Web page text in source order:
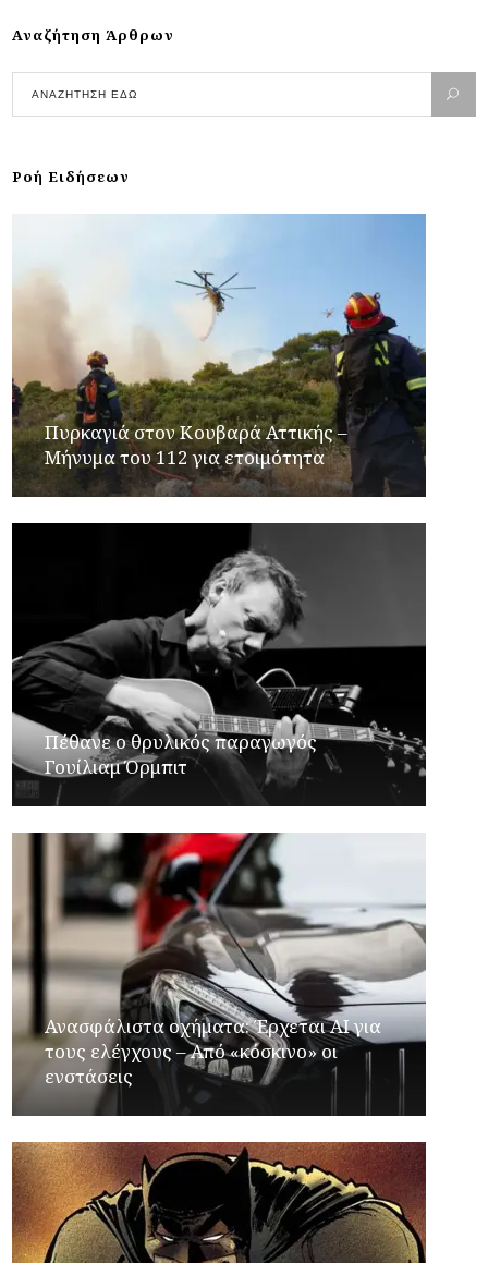
Αναζήτηση Άρθρων
Ροή Ειδήσεων
Πυρκαγιά στον Κουβαρά Αττικής –
Μήνυμα του 112 για ετοιμότητα
Πέθανε ο θρυλικός παραγωγός
Γουίλιαμ Όρμπιτ
Ανασφάλιστα οχήματα: Έρχεται ΑΙ για
τους ελέγχους – Από «κόσκινο» οι
ενστάσεις